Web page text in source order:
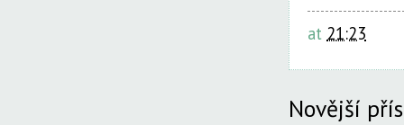
at 21:23
Novější